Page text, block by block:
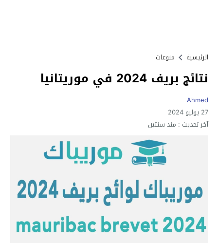
الرئيسية منوعات
نتائج بريف 2024 في موريتانيا
Ahmed
27 يوليو 2024
آخر تحديث : منذ سنتين